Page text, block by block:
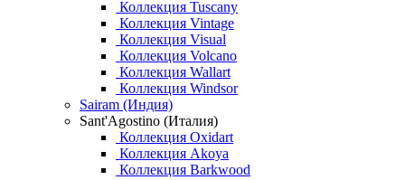
Коллекция Tuscany
Коллекция Vintage
Коллекция Visual
Коллекция Volcano
Коллекция Wallart
Коллекция Windsor
Sairam (Индия)
Sant'Agostino (Италия)
Коллекция Oxidart
Коллекция Akoya
Коллекция Barkwood